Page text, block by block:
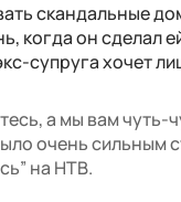
скандальные
когда он сделал
супруга хочет
а мы вам чуть-
очень сильным
на НТВ.